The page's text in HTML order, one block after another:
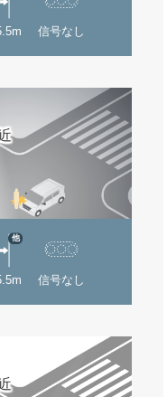
信号なし
他
信号なし